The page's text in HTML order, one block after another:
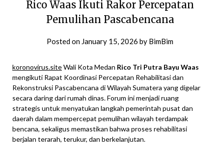
Rico Waas Ikuti Rakor Percepatan
Pemulihan Pascabencana
Posted on January 15, 2026 by BimBim
koronovirus.siteWali Kota Medan Rico Tri Putra Bayu Waas
mengikuti Rapat Koordinasi Percepatan Rehabilitasi dan
Rekonstruksi Pascabencana di Wilayah Sumatera yang digelar
secara daring dari rumah dinas. Forum ini menjadi ruang
strategis untuk menyatukan langkah pemerintah pusat dan
daerah dalam mempercepat pemulihan wilayah terdampak
bencana, sekaligus memastikan bahwa proses rehabilitasi
berjalan terarah, terukur, dan berkelanjutan.